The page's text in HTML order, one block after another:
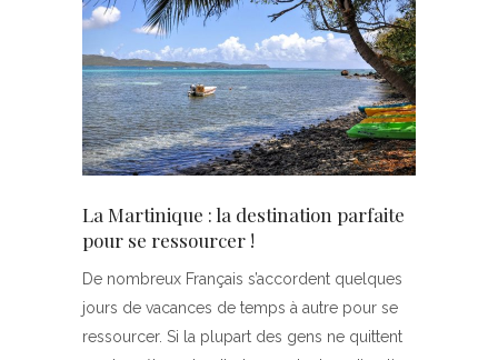
La Martinique : la destination parfaite
pour se ressourcer !
De nombreux Français s’accordent quelques
jours de vacances de temps à autre pour se
ressourcer. Si la plupart des gens ne quittent